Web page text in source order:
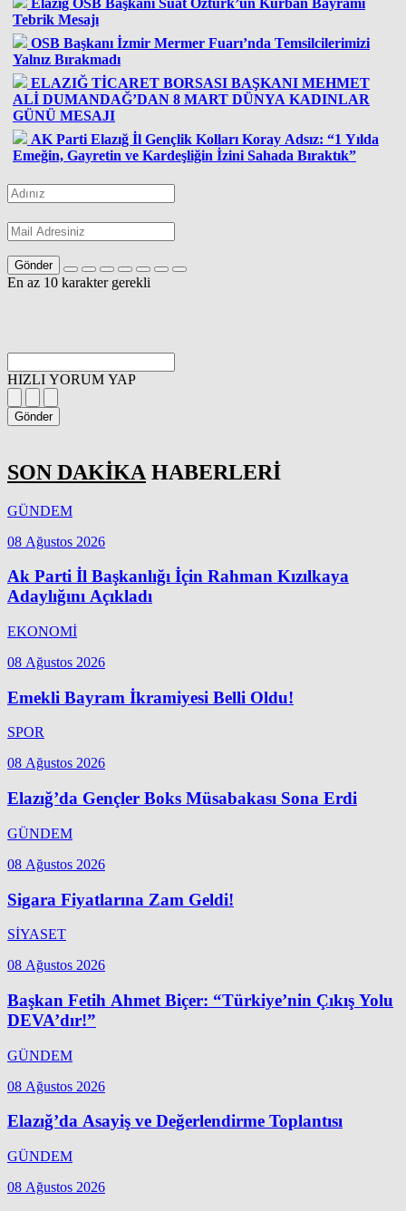
Tebrik Mesajı
OSB Başkanı İzmir Mermer Fuarı’nda Temsilcilerimizi
Yalnız Bırakmadı
ELAZIĞ TİCARET BORSASI BAŞKANI MEHMET
ALİ DUMANDAĞ’DAN 8 MART DÜNYA KADINLAR
GÜNÜ MESAJI
AK Parti Elazığ İl Gençlik Kolları Koray Adsız: “1 Yılda
Emeğin, Gayretin ve Kardeşliğin İzini Sahada Bıraktık”
Gönder
En az 10 karakter gerekli
HIZLI YORUM YAP
Gönder
SON DAKİKA HABERLERİ
GÜNDEM
08 Ağustos 2026
Ak Parti İl Başkanlığı İçin Rahman Kızılkaya
Adaylığını Açıkladı
EKONOMİ
08 Ağustos 2026
Emekli Bayram İkramiyesi Belli Oldu!
SPOR
08 Ağustos 2026
Elazığ’da Gençler Boks Müsabakası Sona Erdi
GÜNDEM
08 Ağustos 2026
Sigara Fiyatlarına Zam Geldi!
SİYASET
08 Ağustos 2026
Başkan Fetih Ahmet Biçer: “Türkiye’nin Çıkış Yolu
DEVA’dır!”
GÜNDEM
08 Ağustos 2026
Elazığ’da Asayiş ve Değerlendirme Toplantısı
GÜNDEM
08 Ağustos 2026